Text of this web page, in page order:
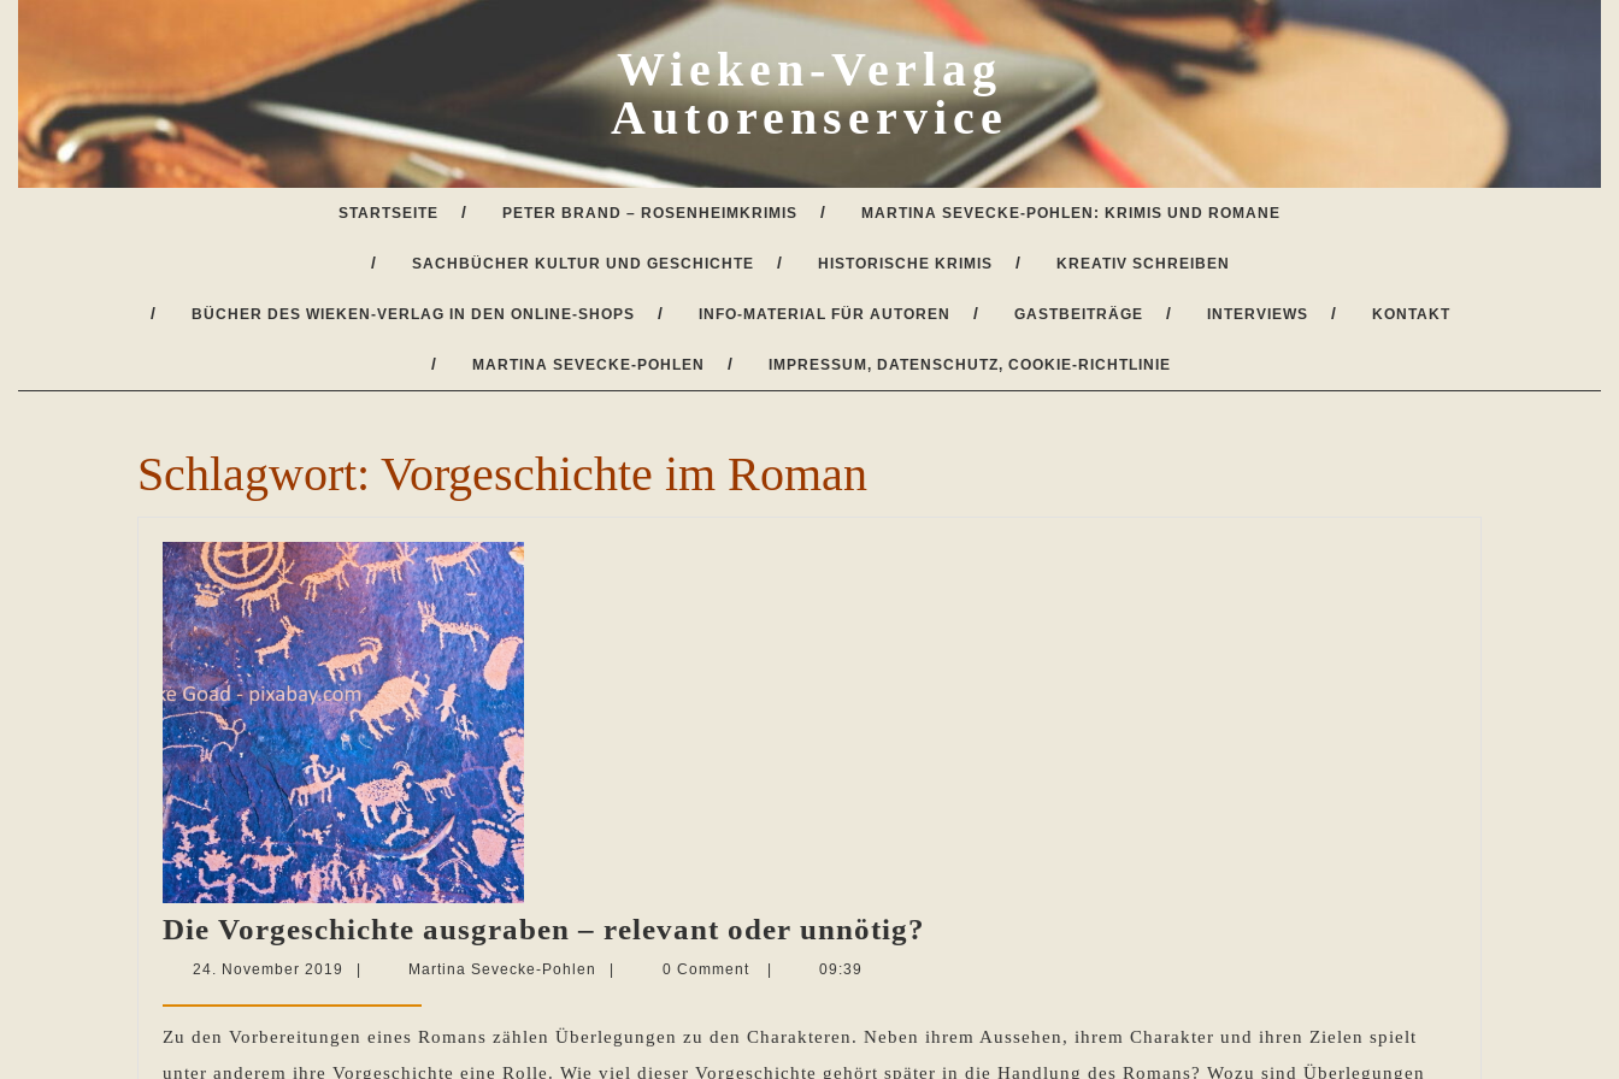
Wieken-Verlag
Autorenservice
STARTSEITE PETER BRAND – ROSENHEIMKRIMIS MARTINA SEVECKE-POHLEN: KRIMIS UND ROMANE
SACHBÜCHER KULTUR UND GESCHICHTE HISTORISCHE KRIMIS KREATIV SCHREIBEN
BÜCHER DES WIEKEN-VERLAG IN DEN ONLINE-SHOPS INFO-MATERIAL FÜR AUTOREN GASTBEITRÄGE INTERVIEWS KONTAKT
MARTINA SEVECKE-POHLEN IMPRESSUM, DATENSCHUTZ, COOKIE-RICHTLINIE
Schlagwort: Vorgeschichte im Roman
Die Vorgeschichte ausgraben – relevant oder unnötig?
–
relevant
24. November 2019 24.
2019
Martina Sevecke-Pohlen
Martina
0 Comment 09:39
Zu den Vorbereitungen eines Romans zählen Überlegungen zu den Charakteren. Neben ihrem Aussehen, ihrem Charakter und ihren Zielen spielt
unter anderem ihre Vorgeschichte eine Rolle. Wie viel dieser Vorgeschichte gehört später in die Handlung des Romans? Wozu sind Überlegungen